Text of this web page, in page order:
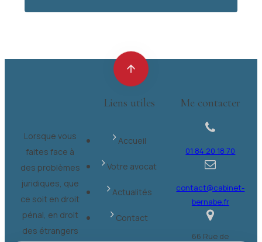
Lorsque vous
faites face à
des problèmes
juridiques, que
ce soit en droit
pénal, en droit
des étrangers
Liens utiles
Accueil
Votre avocat
Actualités
Contact
Me contacter
01 84 20 18 70
contact@cabinet-
bernabe.fr
66 Rue de